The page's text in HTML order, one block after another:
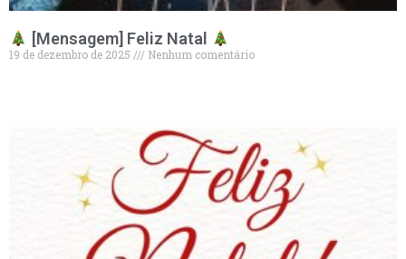
[Mensagem] Feliz Natal
19 de dezembro de 2025 Nenhum comentário